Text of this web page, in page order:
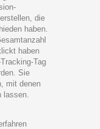
die
haben.
haben
Tag
Sie
mit denen
lassen.